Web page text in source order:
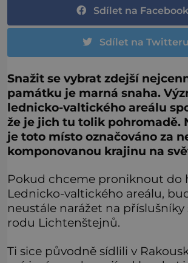
Sdílet na
Sdílet na Twitteru
Snažit se vybrat zdejší
památku je marná snaha.
lednicko-valtického areálu
že je jich tu tolik pohromadě.
je toto místo označováno za
komponovanou krajinu na
Pokud chceme proniknout do
Lednicko-valtického areálu,
neustále narážet na
rodu Lichtenštejnů.
Ti sice původně sídlili v